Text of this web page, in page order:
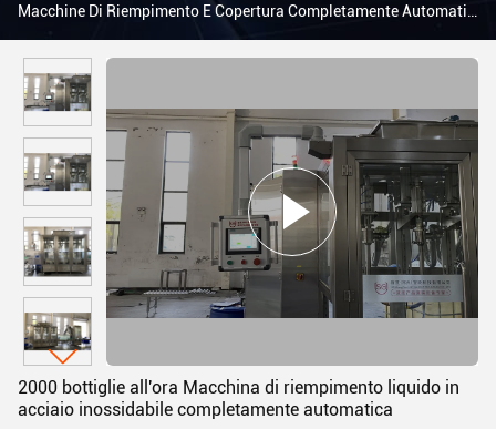
Macchine Di Riempimento E Copertura Completamente Automatiche
acciaio inossidabile completamente automatica
2000 bottiglie all'ora Macchina di riempimento liquido in
acciaio inossidabile completamente automatica